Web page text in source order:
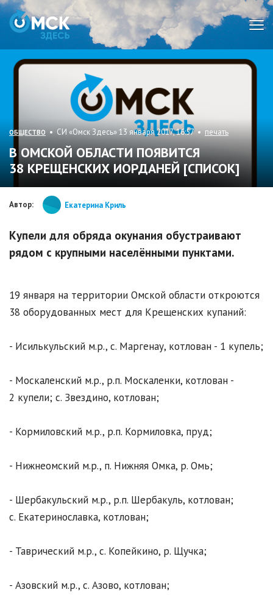
ОБЩЕСТВО • СИ «Омск Здесь» 13 января 2017, 16:57 • печать
В ОМСКОЙ ОБЛАСТИ ПОЯВИТСЯ
38 КРЕЩЕНСКИХ ИОРДАНЕЙ [СПИСОК]
Автор: Екатерина Криль
Купели для обряда окунания обустраивают
рядом с крупными населёнными пунктами.
19 января на территории Омской области откроются
38 оборудованных мест для Крещенских купаний:
- Исилькульский м.р., с. Маргенау, котлован - 1 купель;
- Москаленский м.р., р.п. Москаленки, котлован -
2 купели; с. Звездино, котлован;
- Кормиловский м.р., р.п. Кормиловка, пруд;
- Нижнеомский м.р., п. Нижняя Омка, р. Омь;
- Шербакульский м.р., р.п. Шербакуль, котлован;
с. Екатеринославка, котлован;
- Таврический м.р., с. Копейкино, р. Щучка;
- Азовский м.р., с. Азово, котлован;